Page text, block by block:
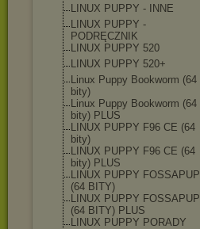
LINUX PUPPY - INNE
LINUX PUPPY -
PODRĘCZNIK
LINUX PUPPY 520
LINUX PUPPY 520+
Linux Puppy Bookworm (64
bity)
Linux Puppy Bookworm (64
bity) PLUS
LINUX PUPPY F96 CE (64
bity)
LINUX PUPPY F96 CE (64
bity) PLUS
LINUX PUPPY FOSSAPUP
(64 BITY)
LINUX PUPPY FOSSAPUP
(64 BITY) PLUS
LINUX PUPPY PORADY